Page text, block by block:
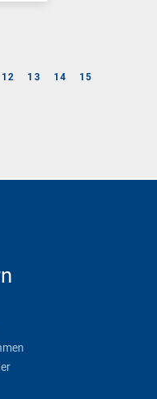
12 13 14 15